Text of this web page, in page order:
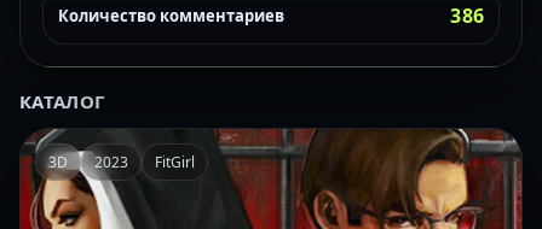
Количество комментариев 386
КАТАЛОГ
3D 2023 FitGirl